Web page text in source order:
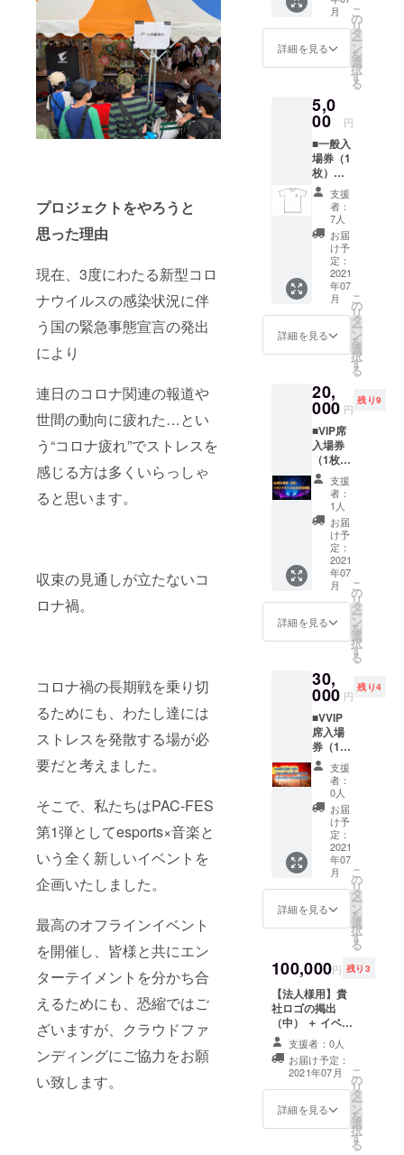
プロジェクトをやろうと
思った理由
現在、3度にわたる新型コロ
ナウイルスの感染状況に伴
う国の緊急事態宣言の発出
により
連日のコロナ関連の報道や
世間の動向に疲れた…とい
う“コロナ疲れ”でストレスを
感じる方は多くいらっしゃ
ると思います。
収束の見通しが立たないコ
ロナ禍。
コロナ禍の長期戦を乗り切
るためにも、わたし達には
ストレスを発散する場が必
要だと考えました。
そこで、私たちはPAC-FES
第1弾としてesports×音楽と
いう全く新しいイベントを
企画いたしました。
最高のオフラインイベント
を開催し、皆様と共にエン
ターテイメントを分かち合
えるためにも、恐縮ではご
ざいますが、クラウドファ
ンディングにご協力をお願
い致します。
前を掲
載させ
ていた
だきま
す。 ※
時・場
所 日
時：7月
24日
（土）
14:00
～ 場
所：
CLUB
PICCA
DILLY
UMEDA
OSAKA
※一般入
場券1枚
でご本
人様の
ロール
にお名
前掲載
につい
て 備考
欄にお
名前を
記載く
ださ
い。 個
人氏名
の記載
限定と
なり、
法人名
の記載
は不可
る名前
は10文
でご記
入下さ
い。公
序良俗
に反す
るお名
前、機
種依存
文字な
どお断
りする
可能性
いま
す。そ
CAMPF
ユー
ザー名
を掲載
させて
頂きま
すの
で、予
解の程
お願い
月
詳細を見る
こ
の
リ
タ
ー
ン
を
選
択
す
る
5,0
00 円
■一般入
場券（1
枚）
■PAC-
FESオ
リジナ
ルTシャ
（注）
画像は
イメー
ジで
す。 ■
イベン
トで使
用する
ディン
グのエ
ンド
ロール
にお名
前を掲
載させ
ていた
だきま
す。 ※
開催日
時・場
所 日
時：7月
24日
（土）
14:00
PICCA
DILLY
UMEDA
OSAKA
※一般入
場券1枚
につき
ご本人
様のみ
入場可
ンド
ロール
にお名
前掲載
につい
て 備考
ださ
人氏名
の記載
限定と
なり、
法人名
の記載
は不可
ます。
掲載す
支援
者：
7人
お届
け予
定：
2021
年07
月
詳細を見る
こ
の
リ
タ
ー
ン
を
選
択
す
る
20,
000 円
残り9
■VIP席
入場券
（1枚）
■イベン
トで使
用する
エン
ディン
グのエ
ンド
ロール
にお名
前を掲
載させ
ていた
だきま
開催日
時・場
所 日
時：7月
24日
（土）
14:00
～ 場
所：
CLUB
PICCA
DILLY
UMEDA
OSAKA
※席の指
定はで
きませ
テージ
に近い
席に
なって
おり音
圧や盛
り上が
りを体
感でき
る席に
なって
支援
者：
1人
お届
け予
定：
2021
年07
月
詳細を見る
こ
の
リ
タ
ー
ン
を
選
択
す
る
30,
000 円
残り4
■VVIP
席入場
券（1
枚）
■PAC-
FESロ
ゴ入り
オリジ
ナルT
シャツ
■イベン
トで使
用する
エン
ディン
グのエ
ロール
にお名
前を掲
載させ
ていた
す。 ※
開催日
時・場
所 日
時：7月
支援
者：
0人
お届
け予
定：
2021
年07
月
詳細を見る
こ
の
リ
タ
ー
ン
を
選
択
す
る
100,000円 残り3
【法人様用】貴
社ロゴの掲出
（中） ＋ イベン
ト内で貴社画像
CMの放送 ＋ 会
場内でのサンプ
リング ※ロゴの
掲載について ス
テージにてVJに
支援者：0人
お届け予定：
2021年07月
詳細を見る
こ
の
リ
タ
ー
ン
を
選
択
す
る